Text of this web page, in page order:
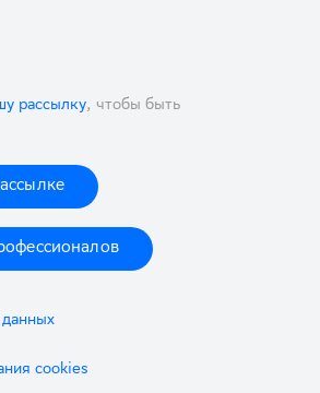
рассылку, чтобы быть
cookies